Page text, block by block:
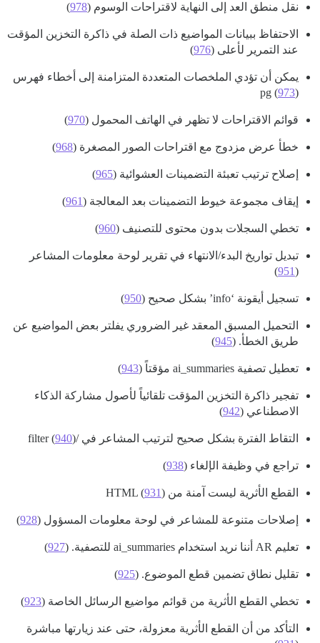
نقل منطق العد إلى النهاية لاقتراحات الوسوم (978
)
الاحتفاظ ببيانات المواضيع ذات الصلة في ذاكرة التخزين المؤقت
عند التمرير لأعلى (976
)
يمكن أن تؤدي الملخصات المتعددة المتزامنة إلى أخطاء فهرس
pg (973)
قوائم الاقتراحات لا تظهر في الهاتف المحمول (970
)
خطأ عرض مزدوج مع اقتراحات الصور المصغرة (968
)
إصلاح ترتيب تعبئة التضمينات العشوائية (965
)
إيقاف مجموعة خيوط التضمينات بعد المعالجة (961
)
تخطي السجلات بدون محتوى للتصنيف (960
)
تبديل تواريخ البدء/الانتهاء في تقرير لوحة معلومات المشاعر
(
951
)
تسجيل أيقونة ‘info’ بشكل صحيح ( 950
)
التحميل المسبق المعقد غير الضروري يفلتر بعض المواضيع عن
طريق الخطأ. (945
)
تعطيل تصفية ai_summaries مؤقتاً ( 943
)
تفجير ذاكرة التخزين المؤقت تلقائياً لأصول مشاركة الذكاء
الاصطناعي (942
)
التقاط الفترة بشكل صحيح لترتيب المشاعر في /filter ( 940)
تراجع في وظيفة الإلغاء (938
)
القطع الأثرية ليست آمنة من HTML ( 931)
إصلاحات متنوعة للمشاعر في لوحة معلومات المسؤول (928
)
تعليم AR أننا نريد استخدام ai_summaries للتصفية. ( 927
)
تقليل نطاق تضمين قطع الموضوع. (925
)
تخطي القطع الأثرية من قوائم مواضيع الرسائل الخاصة (923
)
التأكد من أن القطع الأثرية معزولة، حتى عند زيارتها مباشرة